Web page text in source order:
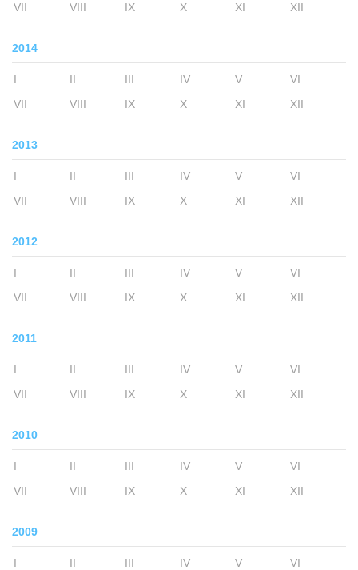
VII
VIII IX X XI XII
2014
I II III IV V
VI
VII
VIII IX X XI XII
2013
I II III IV V
VI
VII
VIII IX X XI XII
2012
I II III IV V
VI
VII
VIII IX X XI XII
2011
I II III IV V
VI
VII
VIII IX X XI XII
2010
I II III IV V
VI
VII
VIII IX X XI XII
2009
I II III IV V
VI